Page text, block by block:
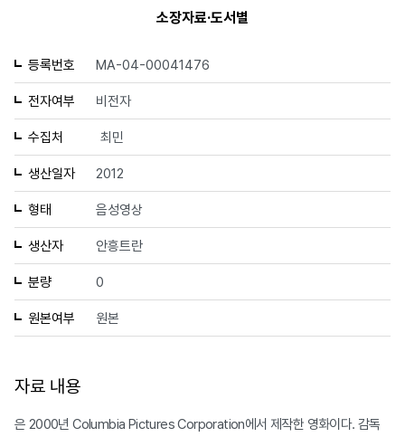
소장자료·도서별
등록번호 MA-04-00041476
전자여부 비전자
수집처 최민
생산일자 2012
형태 음성영상
생산자 안흥트란
분량 0
원본여부 원본
자료 내용
은 2000년 Columbia Pictures Corporation에서 제작한 영화이다. 감독